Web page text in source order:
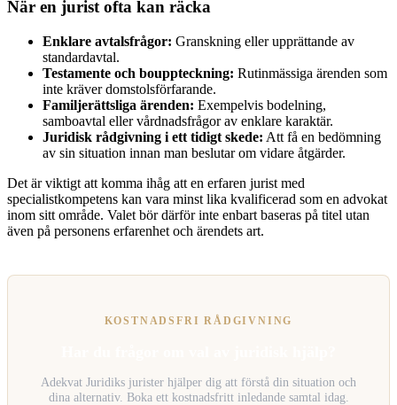
När en jurist ofta kan räcka
Enklare avtalsfrågor: Granskning eller upprättande av
standardavtal.
Testamente och bouppteckning: Rutinmässiga ärenden som
inte kräver domstolsförfarande.
Familjerättsliga ärenden: Exempelvis bodelning,
samboavtal eller vårdnadsfrågor av enklare karaktär.
Juridisk rådgivning i ett tidigt skede: Att få en bedömning
av sin situation innan man beslutar om vidare åtgärder.
Det är viktigt att komma ihåg att en erfaren jurist med
specialistkompetens kan vara minst lika kvalificerad som en advokat
inom sitt område. Valet bör därför inte enbart baseras på titel utan
även på personens erfarenhet och ärendets art.
KOSTNADSFRI RÅDGIVNING
Adekvat Juridiks jurister hjälper dig att förstå din situation och
dina alternativ. Boka ett kostnadsfritt inledande samtal idag.